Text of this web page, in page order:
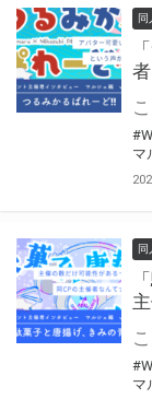
同
マ
同
マ